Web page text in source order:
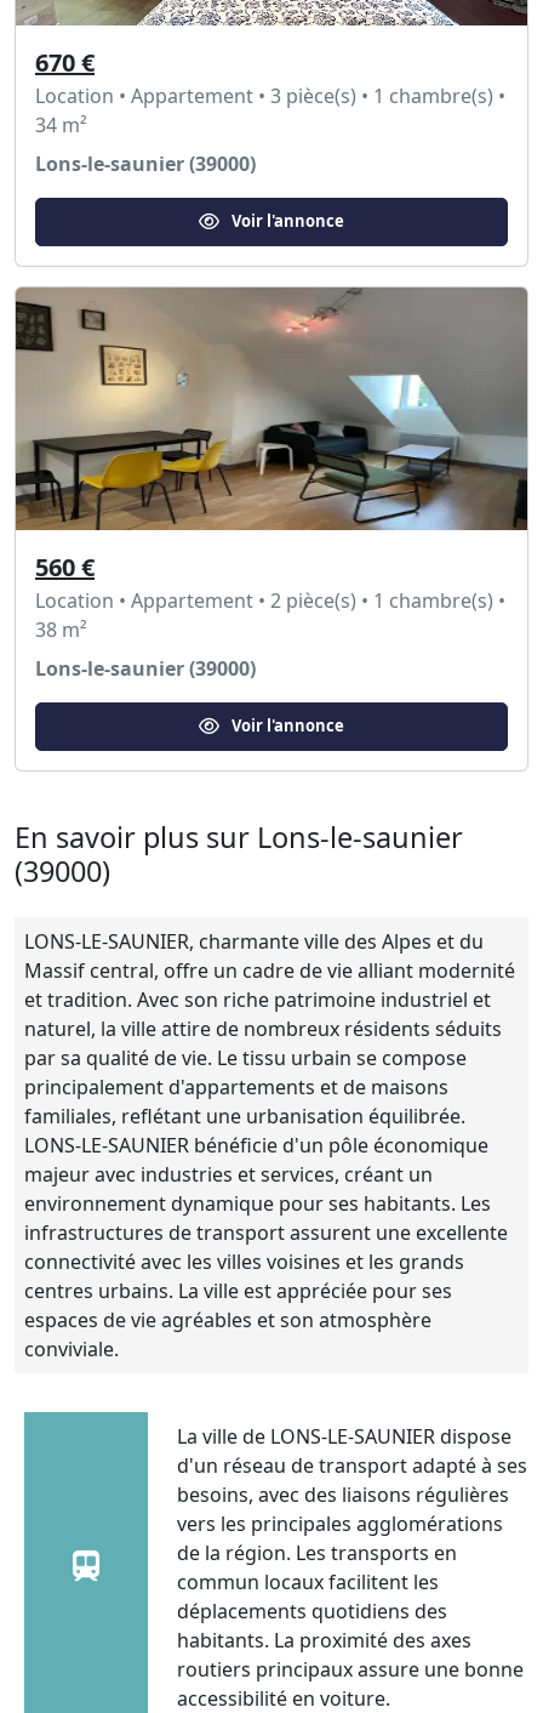
670 €
Location • Appartement • 3 pièce(s) • 1 chambre(s) •
34 m²
Lons-le-saunier (39000)
Voir l'annonce
560 €
Location • Appartement • 2 pièce(s) • 1 chambre(s) •
38 m²
Lons-le-saunier (39000)
Voir l'annonce
En savoir plus sur Lons-le-saunier
(39000)
LONS-LE-SAUNIER, charmante ville des Alpes et du
Massif central, offre un cadre de vie alliant modernité
et tradition. Avec son riche patrimoine industriel et
naturel, la ville attire de nombreux résidents séduits
par sa qualité de vie. Le tissu urbain se compose
principalement d'appartements et de maisons
familiales, reflétant une urbanisation équilibrée.
LONS-LE-SAUNIER bénéficie d'un pôle économique
majeur avec industries et services, créant un
environnement dynamique pour ses habitants. Les
infrastructures de transport assurent une excellente
connectivité avec les villes voisines et les grands
centres urbains. La ville est appréciée pour ses
espaces de vie agréables et son atmosphère
conviviale.
La ville de LONS-LE-SAUNIER dispose
d'un réseau de transport adapté à ses
besoins, avec des liaisons régulières
vers les principales agglomérations
de la région. Les transports en
commun locaux facilitent les
déplacements quotidiens des
habitants. La proximité des axes
routiers principaux assure une bonne
accessibilité en voiture.